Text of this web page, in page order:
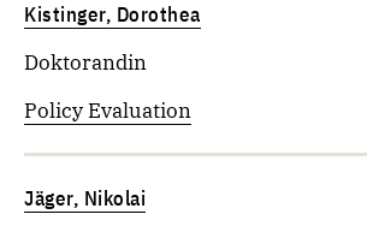
Kistinger, Dorothea
Doktorandin
Policy Evaluation
Jäger, Nikolai